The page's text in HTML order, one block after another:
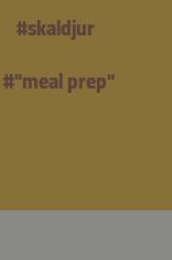
#skaldjur
#"meal prep"